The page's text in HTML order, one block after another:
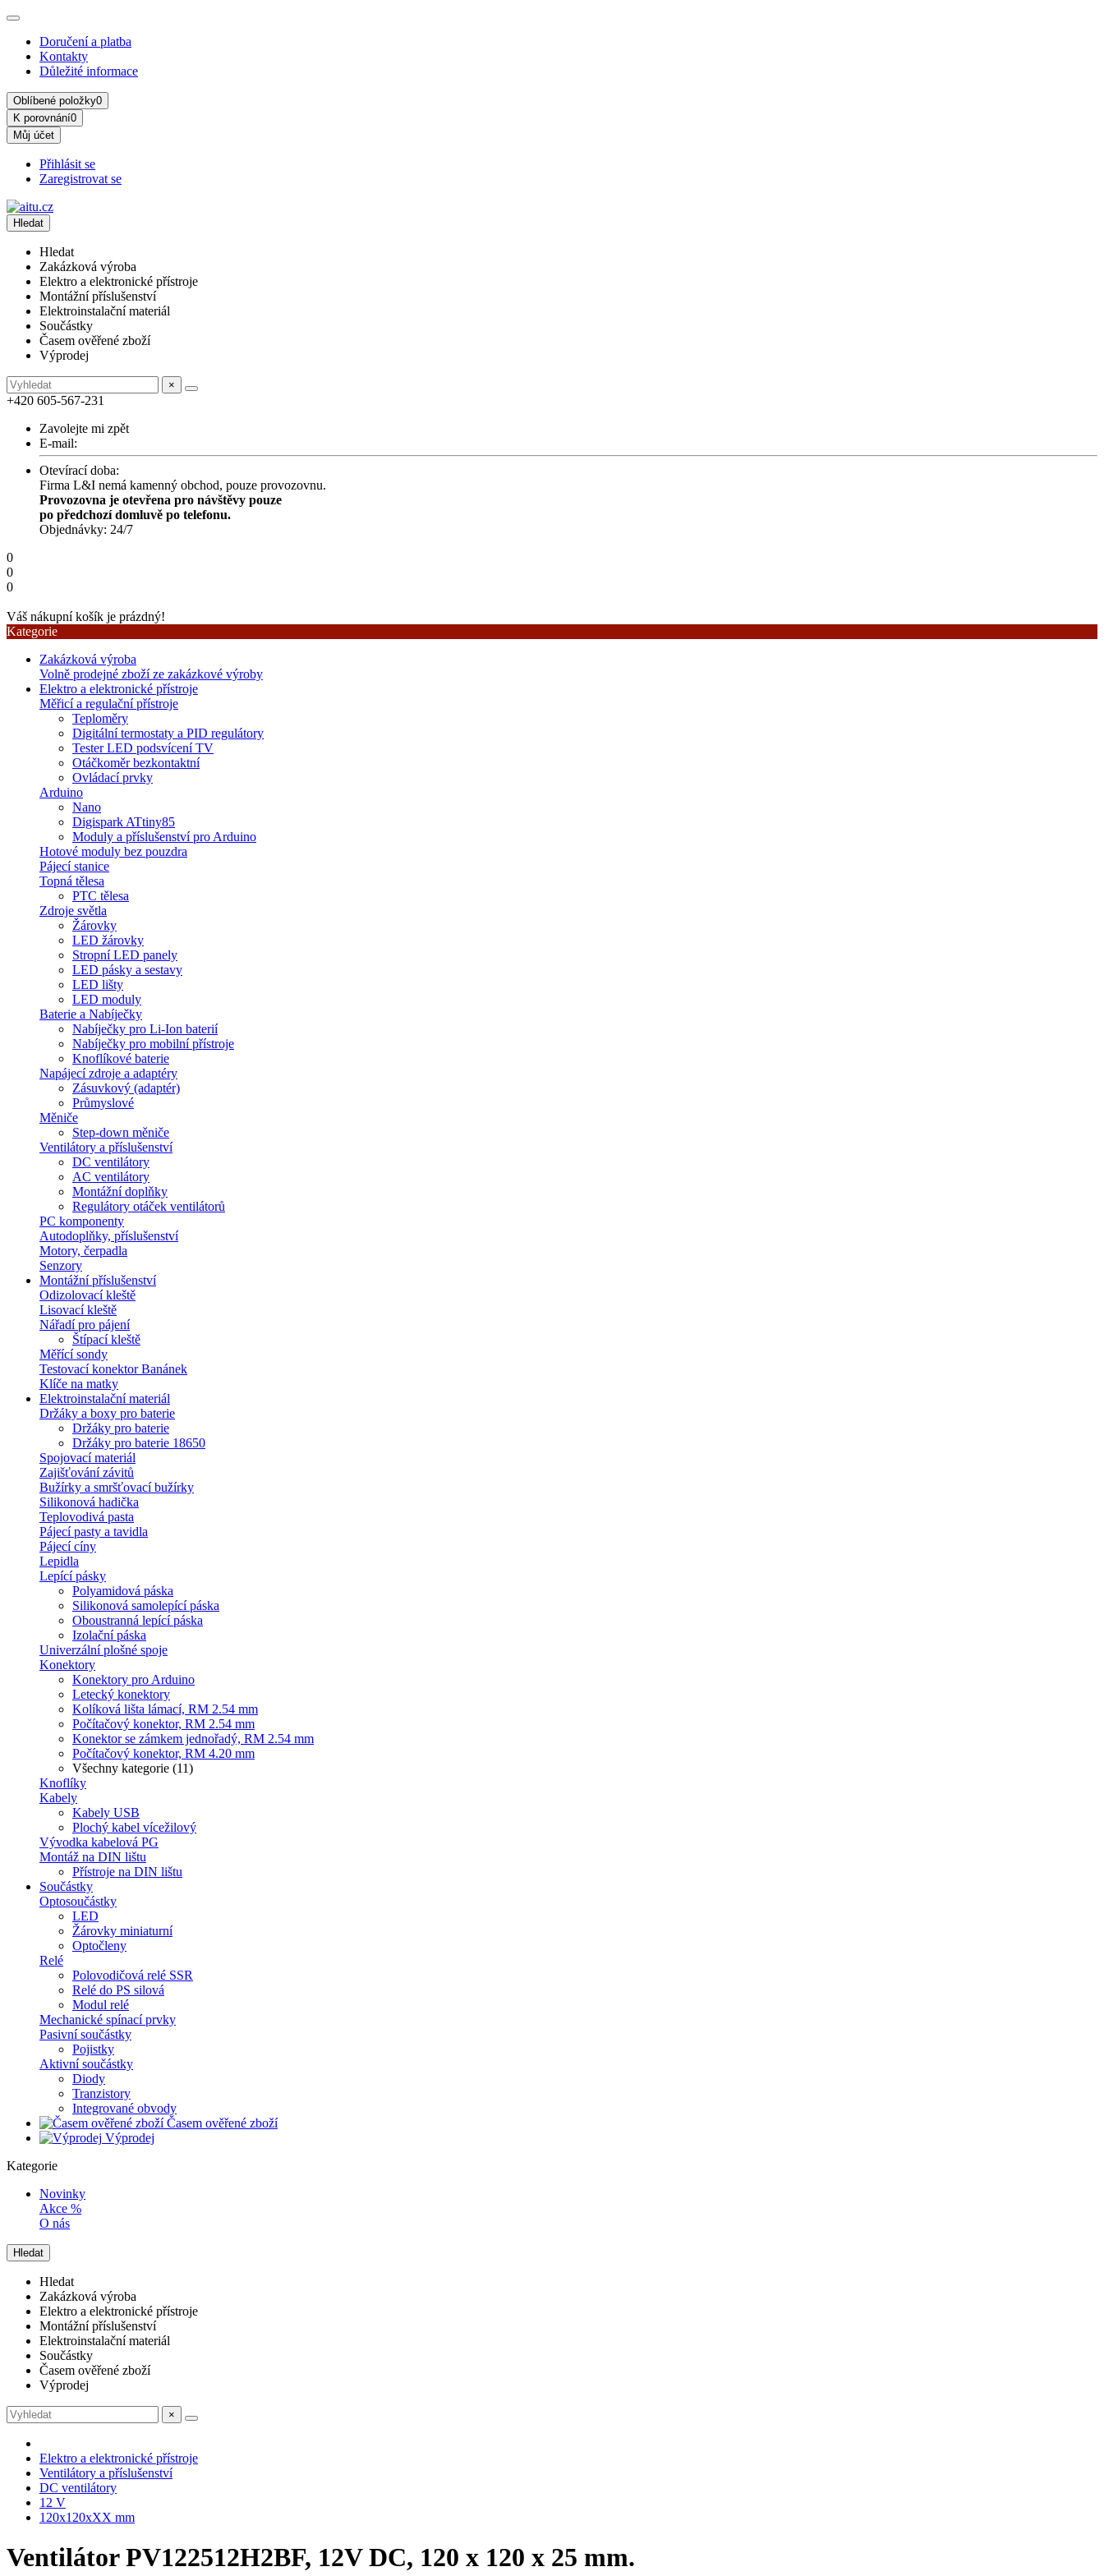
Doručení a platba
Kontakty
Důležité informace
Oblíbené položky0
K porovnání0
Můj účet
Přihlásit se
Zaregistrovat se
Hledat
Hledat
Zakázková výroba
Elektro a elektronické přístroje
Montážní příslušenství
Elektroinstalační materiál
Součástky
Časem ověřené zboží
Výprodej
×
+420 605-567-231
Zavolejte mi zpět
E-mail:
Otevírací doba:
Firma L&I nemá kamenný obchod, pouze provozovnu.
Provozovna je otevřena pro návštěvy pouze
po předchozí domluvě po telefonu.
Objednávky: 24/7
0
0
0
Váš nákupní košík je prázdný!
Kategorie
Zakázková výroba
Volně prodejné zboží ze zakázkové výroby
Elektro a elektronické přístroje
Měřicí a regulační přístroje
Teploměry
Digitální termostaty a PID regulátory
Tester LED podsvícení TV
Otáčkoměr bezkontaktní
Ovládací prvky
Arduino
Nano
Digispark ATtiny85
Moduly a příslušenství pro Arduino
Hotové moduly bez pouzdra
Pájecí stanice
Topná tělesa
PTC tělesa
Zdroje světla
Žárovky
LED žárovky
Stropní LED panely
LED pásky a sestavy
LED lišty
LED moduly
Baterie a Nabíječky
Nabíječky pro Li-Ion baterií
Nabíječky pro mobilní přístroje
Knoflíkové baterie
Napájecí zdroje a adaptéry
Zásuvkový (adaptér)
Průmyslové
Měniče
Step-down měniče
Ventilátory a příslušenství
DC ventilátory
AC ventilátory
Montážní doplňky
Regulátory otáček ventilátorů
PC komponenty
Autodoplňky, příslušenství
Motory, čerpadla
Senzory
Montážní příslušenství
Odizolovací kleště
Lisovací kleště
Nářadí pro pájení
Štípací kleště
Měřící sondy
Testovací konektor Banánek
Klíče na matky
Elektroinstalační materiál
Držáky a boxy pro baterie
Držáky pro baterie
Držáky pro baterie 18650
Spojovací materiál
Zajišťování závitů
Bužírky a smršťovací bužírky
Silikonová hadička
Teplovodivá pasta
Pájecí pasty a tavidla
Pájecí cíny
Lepidla
Lepící pásky
Polyamidová páska
Silikonová samolepící páska
Oboustranná lepící páska
Izolační páska
Univerzální plošné spoje
Konektory
Konektory pro Arduino
Letecký konektory
Kolíková lišta lámací, RM 2.54 mm
Počítačový konektor, RM 2.54 mm
Konektor se zámkem jednořadý, RM 2.54 mm
Počítačový konektor, RM 4.20 mm
Všechny kategorie (11)
Knoflíky
Kabely
Kabely USB
Plochý kabel vícežilový
Vývodka kabelová PG
Montáž na DIN lištu
Přístroje na DIN lištu
Součástky
Optosoučástky
LED
Žárovky miniaturní
Optočleny
Relé
Polovodičová relé SSR
Relé do PS silová
Modul relé
Mechanické spínací prvky
Pasivní součástky
Pojistky
Aktivní součástky
Diody
Tranzistory
Integrované obvody
Časem ověřené zboží
Výprodej
Kategorie
Novinky
Akce %
O nás
Hledat
Hledat
Zakázková výroba
Elektro a elektronické přístroje
Montážní příslušenství
Elektroinstalační materiál
Součástky
Časem ověřené zboží
Výprodej
×
Elektro a elektronické přístroje
Ventilátory a příslušenství
DC ventilátory
12 V
120x120xXX mm
Ventilátor PV122512H2BF, 12V DC, 120 x 120 x 25 mm.